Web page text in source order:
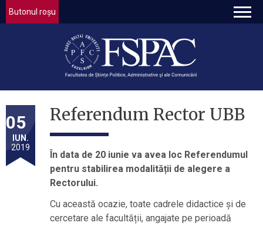
Butonul roșu
05
IUN.
2019
Referendum Rector UBB
În data de 20 iunie va avea loc Referendumul
pentru stabilirea modalității de alegere a
Rectorului.
Cu această ocazie, toate cadrele didactice și de
cercetare ale facultății, angajate pe perioadă